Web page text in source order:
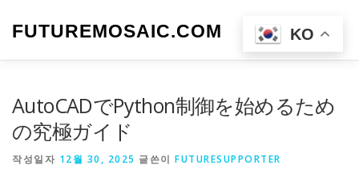
FUTUREMOSAIC.COM 메뉴
AutoCADでPython制御を始めるため
の究極ガイド
작성일자 12월 30, 2025 글쓴이 FUTURESUPPORTER
KO